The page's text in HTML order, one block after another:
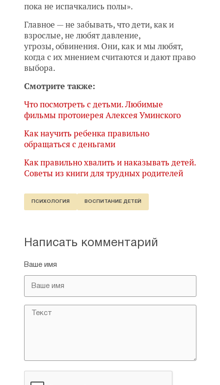
пока не испачкались полы».
Главное — не забывать, что дети, как и
взрослые, не любят давление,
угрозы, обвинения. Они, как и мы любят,
когда с их мнением считаются и дают право
выбора.
Смотрите также:
Что посмотреть с детьми. Любимые
фильмы протоиерея Алексея Уминского
Как научить ребенка правильно
обращаться с деньгами
Как правильно хвалить и наказывать детей.
Советы из книги для трудных родителей
ПСИХОЛОГИЯ ВОСПИТАНИЕ ДЕТЕЙ
Написать комментарий
Ваше имя